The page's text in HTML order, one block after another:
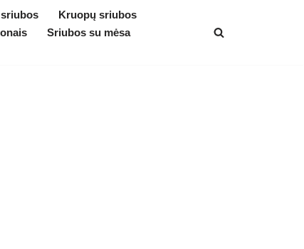
Kruopų sriubos
Sriubos su mėsa